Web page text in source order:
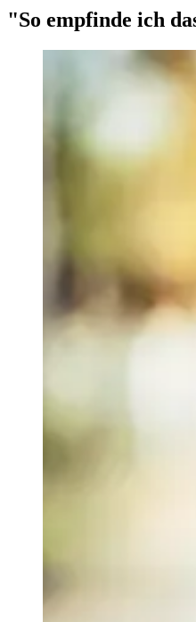
"So empfinde ich